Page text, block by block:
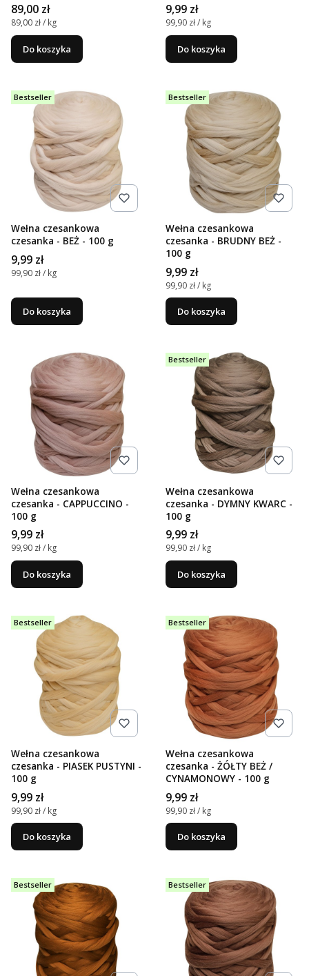
Cena
89,00 zł
Cena jednostkowa
89,00 zł / kg
Do koszyka
Cena
9,99 zł
Cena jednostkowa
99,90 zł / kg
Do koszyka
Bestseller
Wełna czesankowa
czesanka - BEŻ - 100 g
Cena
9,99 zł
Cena jednostkowa
99,90 zł / kg
Do koszyka
Bestseller
Wełna czesankowa
czesanka - BRUDNY BEŻ -
100 g
Cena
9,99 zł
Cena jednostkowa
99,90 zł / kg
Do koszyka
Wełna czesankowa
czesanka - CAPPUCCINO -
100 g
Cena
9,99 zł
Cena jednostkowa
99,90 zł / kg
Do koszyka
Bestseller
Wełna czesankowa
czesanka - DYMNY KWARC -
100 g
Cena
9,99 zł
Cena jednostkowa
99,90 zł / kg
Do koszyka
Bestseller
Wełna czesankowa
czesanka - PIASEK PUSTYNI -
100 g
Cena
9,99 zł
Cena jednostkowa
99,90 zł / kg
Do koszyka
Bestseller
Wełna czesankowa
czesanka - ŻÓŁTY BEŻ /
CYNAMONOWY - 100 g
Cena
9,99 zł
Cena jednostkowa
99,90 zł / kg
Do koszyka
Bestseller Bestseller